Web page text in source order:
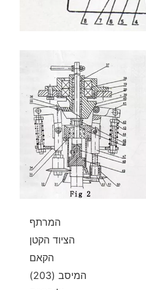
המרתף
הציוד הקטן
הקאם
המיסב (203)